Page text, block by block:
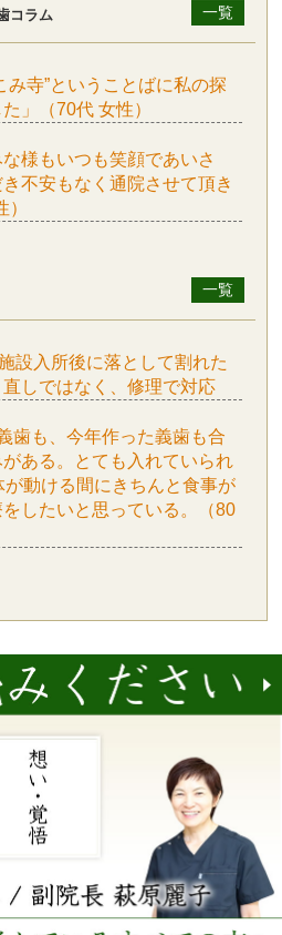
コラム 一覧
み寺”ということばに私の探
」（70代 女性）
様もいつも笑顔であいさ
不安もなく通院させて頂き
一覧
設入所後に落として割れた
しではなく、修理で対応
歯も、今年作った義歯も合
ある。とても入れていられ
動ける間にきちんと食事が
したいと思っている。（80